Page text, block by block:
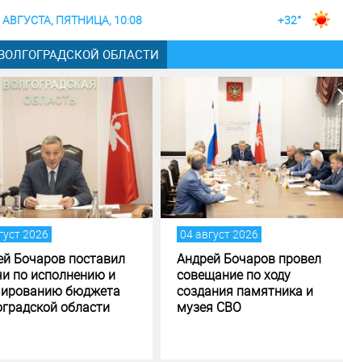
АВГУСТА, ПЯТНИЦА, 10:08 +32°
ОБЛАСТИ
2026
Бочаров провел
по ходу
памятника и
СВО
04 август 2026
Строительство музея
специальной военной
операции в Волгограде - на
финишной прямой